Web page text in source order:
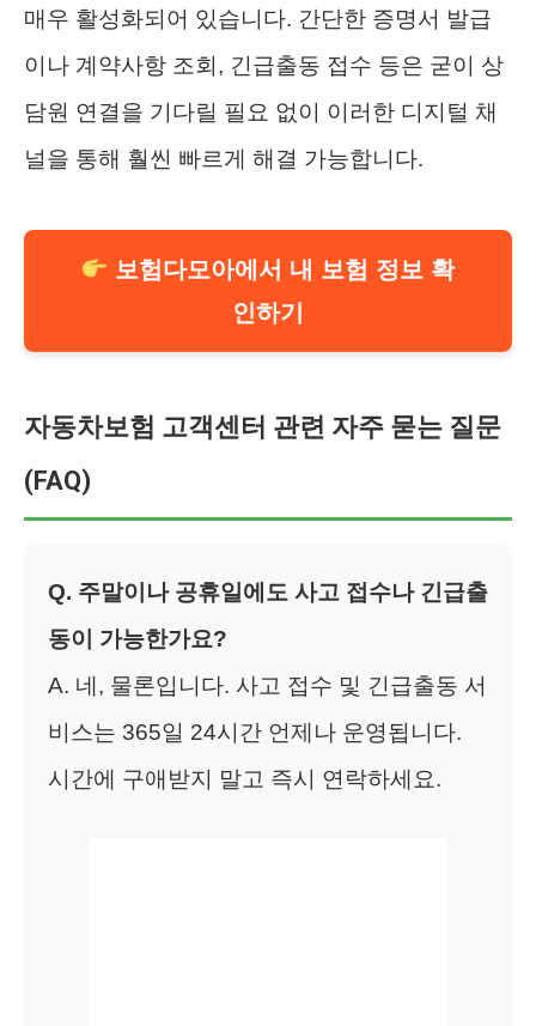
매우 활성화되어 있습니다. 간단한 증명서 발급
이나 계약사항 조회, 긴급출동 접수 등은 굳이 상
담원 연결을 기다릴 필요 없이 이러한 디지털 채
널을 통해 훨씬 빠르게 해결 가능합니다.
보험다모아에서 내 보험 정보 확
인하기
자동차보험 고객센터 관련 자주 묻는 질문
(FAQ)
Q. 주말이나 공휴일에도 사고 접수나 긴급출
동이 가능한가요?
A. 네, 물론입니다. 사고 접수 및 긴급출동 서
비스는 365일 24시간 언제나 운영됩니다.
시간에 구애받지 말고 즉시 연락하세요.